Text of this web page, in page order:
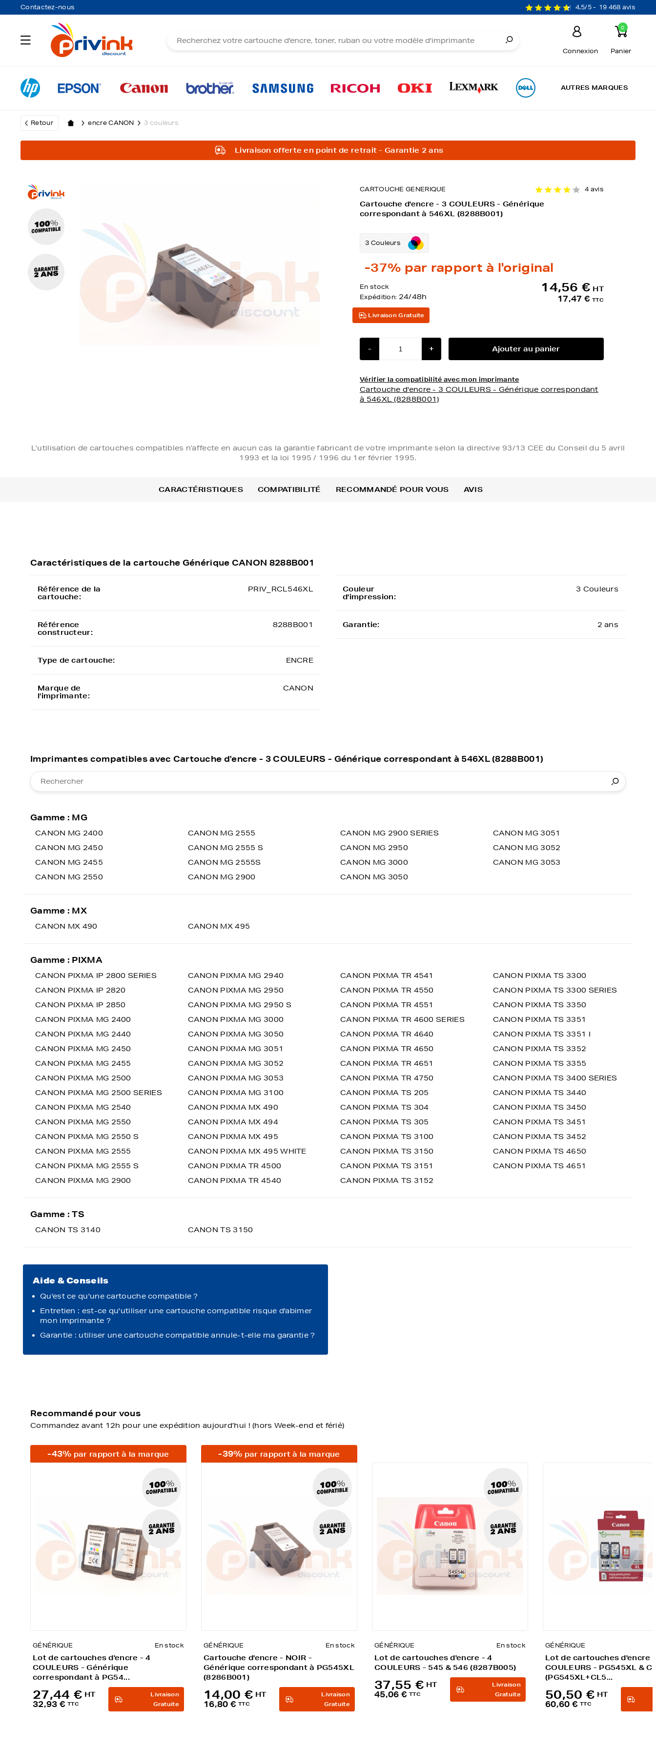
Contactez-nous 4,5/5 - 19 468 avis
Connexion
0
Panier
AUTRES MARQUES
Retour encre CANON 3 couleurs
Livraison offerte en point de retrait - Garantie 2 ans
CARTOUCHE GENERIQUE 4 avis
Cartouche d'encre - 3 COULEURS - Générique
correspondant à 546XL (8288B001)
3 Couleurs
-37% par rapport à l'original
En stock
Expédition: 24/48h
14,56 € HT
17,47 € TTC
Livraison Gratuite
- + Ajouter au panier
Vérifier la compatibilité avec mon imprimante
Cartouche d'encre - 3 COULEURS - Générique correspondant
à 546XL (8288B001)
L’utilisation de cartouches compatibles n’affecte en aucun cas la garantie fabricant de votre imprimante selon la directive 93/13 CEE du Conseil du 5 avril
1993 et la loi 1995 / 1996 du 1er février 1995.
CARACTÉRISTIQUES COMPATIBILITÉ RECOMMANDÉ POUR VOUS AVIS
Caractéristiques de la cartouche Générique CANON 8288B001
Référence de la
cartouche:
PRIV_RCL546XL
Référence
constructeur:
8288B001
Type de cartouche: ENCRE
Marque de
l'imprimante:
CANON
Couleur
d'impression:
3 Couleurs
Garantie: 2 ans
Imprimantes compatibles avec Cartouche d'encre - 3 COULEURS - Générique correspondant à 546XL (8288B001)
Gamme : MG
CANON MG 2400
CANON MG 2450
CANON MG 2455
CANON MG 2550
CANON MG 2555
CANON MG 2555 S
CANON MG 2555S
CANON MG 2900
CANON MG 2900 SERIES
CANON MG 2950
CANON MG 3000
CANON MG 3050
CANON MG 3051
CANON MG 3052
CANON MG 3053
Gamme : MX
CANON MX 490 CANON MX 495
Gamme : PIXMA
CANON PIXMA IP 2800 SERIES
CANON PIXMA IP 2820
CANON PIXMA IP 2850
CANON PIXMA MG 2400
CANON PIXMA MG 2440
CANON PIXMA MG 2450
CANON PIXMA MG 2455
CANON PIXMA MG 2500
CANON PIXMA MG 2500 SERIES
CANON PIXMA MG 2540
CANON PIXMA MG 2550
CANON PIXMA MG 2550 S
CANON PIXMA MG 2555
CANON PIXMA MG 2555 S
CANON PIXMA MG 2900
CANON PIXMA MG 2940
CANON PIXMA MG 2950
CANON PIXMA MG 2950 S
CANON PIXMA MG 3000
CANON PIXMA MG 3050
CANON PIXMA MG 3051
CANON PIXMA MG 3052
CANON PIXMA MG 3053
CANON PIXMA MG 3100
CANON PIXMA MX 490
CANON PIXMA MX 494
CANON PIXMA MX 495
CANON PIXMA MX 495 WHITE
CANON PIXMA TR 4500
CANON PIXMA TR 4540
CANON PIXMA TR 4541
CANON PIXMA TR 4550
CANON PIXMA TR 4551
CANON PIXMA TR 4600 SERIES
CANON PIXMA TR 4640
CANON PIXMA TR 4650
CANON PIXMA TR 4651
CANON PIXMA TR 4750
CANON PIXMA TS 205
CANON PIXMA TS 304
CANON PIXMA TS 305
CANON PIXMA TS 3100
CANON PIXMA TS 3150
CANON PIXMA TS 3151
CANON PIXMA TS 3152
CANON PIXMA TS 3300
CANON PIXMA TS 3300 SERIES
CANON PIXMA TS 3350
CANON PIXMA TS 3351
CANON PIXMA TS 3351 I
CANON PIXMA TS 3352
CANON PIXMA TS 3355
CANON PIXMA TS 3400 SERIES
CANON PIXMA TS 3440
CANON PIXMA TS 3450
CANON PIXMA TS 3451
CANON PIXMA TS 3452
CANON PIXMA TS 4650
CANON PIXMA TS 4651
Gamme : TS
CANON TS 3140 CANON TS 3150
Aide & Conseils
Qu'est ce qu'une cartouche compatible ?
Entretien : est-ce qu'utiliser une cartouche compatible risque d'abimer
mon imprimante ?
Garantie : utiliser une cartouche compatible annule-t-elle ma garantie ?
Recommandé pour vous
Commandez avant 12h pour une expédition aujourd’hui ! (hors Week-end et férié)
-43% par rapport à la marque
GÉNÉRIQUE En stock
Lot de cartouches d'encre - 4
COULEURS - Générique
correspondant à PG54...
27,44 € HT
32,93 € TTC
Livraison
Gratuite
-39% par rapport à la marque
GÉNÉRIQUE En stock
Cartouche d'encre - NOIR -
Générique correspondant à PG545XL
(8286B001)
14,00 € HT
16,80 € TTC
Livraison
Gratuite
GÉNÉRIQUE En stock
Lot de cartouches d'encre - 4
COULEURS - 545 & 546 (8287B005)
37,55 € HT
45,06 € TTC
Livraison
Gratuite
GÉNÉRIQUE
Lot de cartouches d'encre
COULEURS - PG545XL &
(PG545XL+CL5...
50,50 € HT
60,60 € TTC